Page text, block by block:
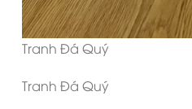
Tranh Đá Quý
Tranh Đá Quý